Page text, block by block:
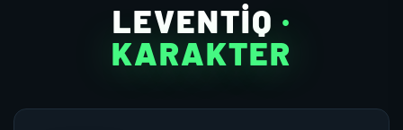
LEVENTIQ ·
KARAKTER